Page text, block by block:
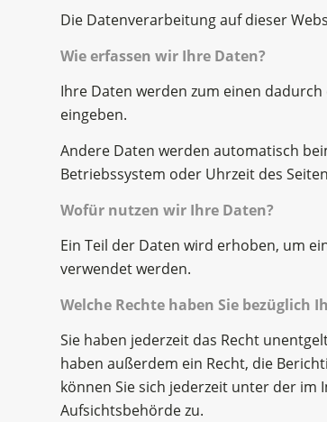
Die Datenverarbeitung auf dieser
Wie erfassen wir Ihre Daten?
Ihre Daten werden zum einen
eingeben.
Andere Daten werden automatisch
Betriebssystem oder Uhrzeit des
Wofür nutzen wir Ihre Daten?
Ein Teil der Daten wird erhoben, um
verwendet werden.
Welche Rechte haben Sie bezüglich
Sie haben jederzeit das Recht
haben außerdem ein Recht, die
können Sie sich jederzeit unter der im
Aufsichtsbehörde zu.